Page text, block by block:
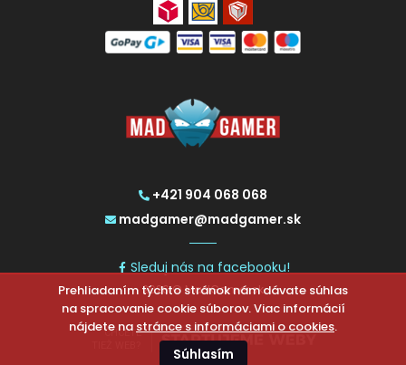
+421 904 068 068
madgamer@madgamer.sk
Sleduj nás na facebooku!
2026 © MadGamer.sk
CHCETE
Prehliadaním týchto stránok nám dávate súhlas
na spracovanie cookie súborov. Viac informácií
nájdete na stránce s informáciami o cookies.
Súhlasím